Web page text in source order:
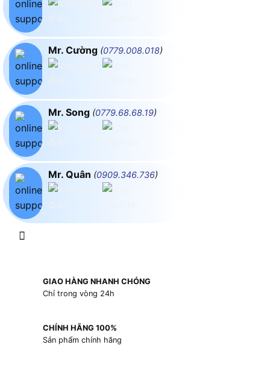
Mr. Cường (0779.008.018)
Mr. Song (0779.68.68.19)
Mr. Quân (0909.346.736)
GIAO HÀNG NHANH CHÓNG
Chỉ trong vòng 24h
CHÍNH HÃNG 100%
Sản phẩm chính hãng